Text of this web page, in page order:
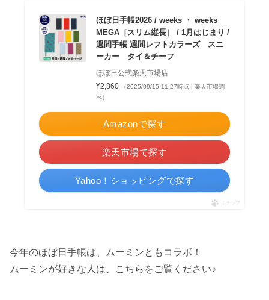
ほぼ日手帳2026 / weeks ・ weeks
MEGA［スリム縦長］ / 1月はじまり /
週間手帳 週間レフトカラーズ スニ
ーカー タイ＆チーフ
ほぼ日公式楽天市場店
¥2,860
（2025/09/15 11:27時点 | 楽天市場調
べ）
Amazonで探す
楽天市場で探す
Yahoo！ショッピングで探す
ポチップ
今年のほぼ日手帳は、ムーミンともコラボ！
ムーミンが好きな人は、こちらをご覧ください♪